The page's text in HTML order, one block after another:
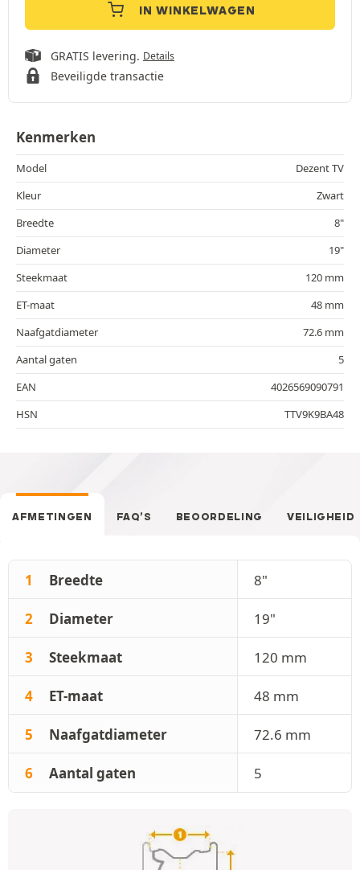
IN WINKELWAGEN
GRATIS levering. Details
Beveiligde transactie
Kenmerken
Model
Dezent TV
Kleur
Zwart
Breedte
8"
Diameter
19"
Steekmaat
120 mm
ET-maat
48 mm
Naafgatdiameter
72.6 mm
Aantal gaten
5
EAN
4026569090791
HSN
TTV9K9BA48
AFMETINGEN FAQ’S BEOORDELING VEILIGHEID
1 Breedte 8"
2 Diameter 19"
3 Steekmaat 120 mm
4 ET-maat 48 mm
5 Naafgatdiameter 72.6 mm
6 Aantal gaten 5